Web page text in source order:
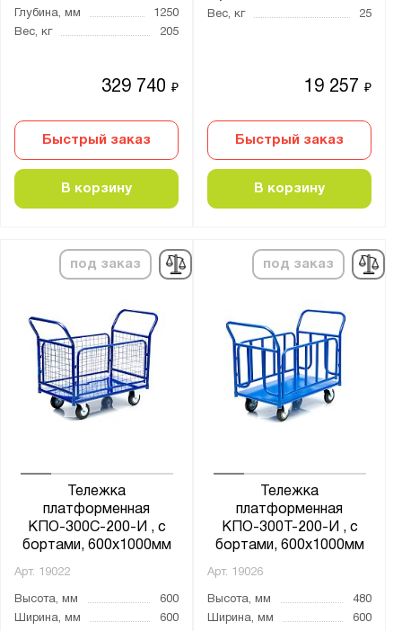
Глубина, мм
1250
Вес, кг
205
329 740₽
Быстрый заказ
В корзину
Вес, кг
25
19 257₽
Быстрый заказ
В корзину
под заказ
Тележка
платформенная
КПО-300С-200-И , с
бортами, 600х1000мм
Арт. 19022
Высота, мм
600
Ширина, мм
600
под заказ
Тележка
платформенная
КПО-300Т-200-И , с
бортами, 600х1000мм
Арт. 19026
Высота, мм
480
Ширина, мм
600